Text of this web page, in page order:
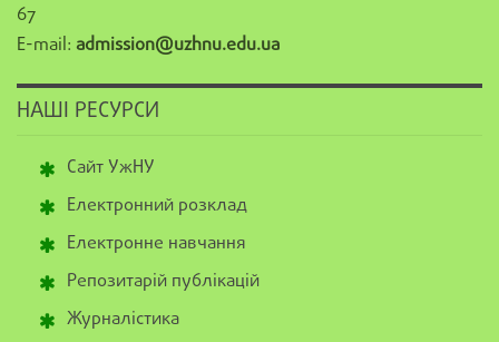
67
E-mail: admission@uzhnu.edu.ua
НАШІ РЕСУРСИ
Сайт УжНУ
Електронний розклад
Електронне навчання
Репозитарій публікацій
Журналістика